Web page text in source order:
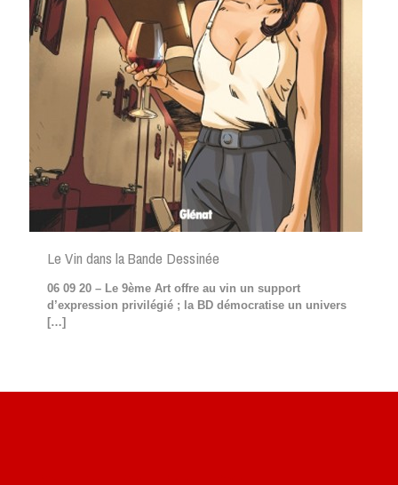
Le Vin dans la Bande Dessinée
06 09 20 – Le 9ème Art offre au vin un support
d’expression privilégié ; la BD démocratise un univers
[…]